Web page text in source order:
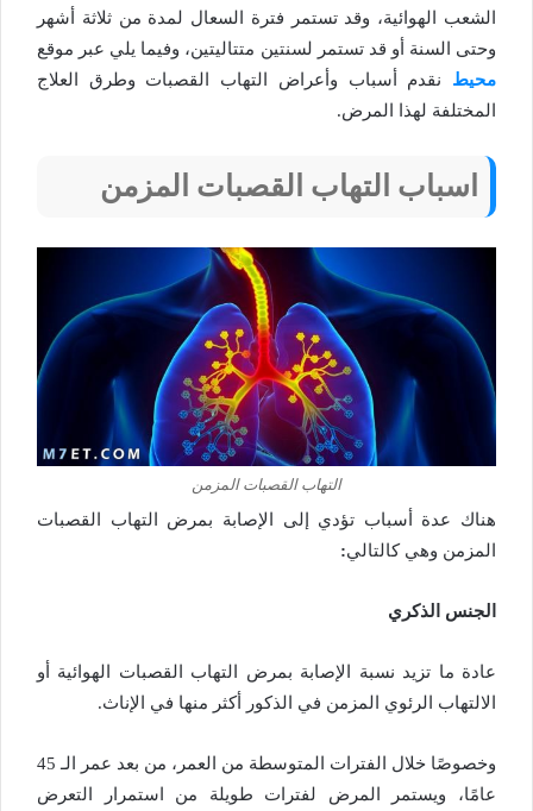
الشعب الهوائية، وقد تستمر فترة السعال لمدة من ثلاثة أشهر
وحتى السنة أو قد تستمر لسنتين متتاليتين، وفيما يلي عبر موقع
محيط
نقدم أسباب وأعراض التهاب القصبات وطرق العلاج
المختلفة لهذا المرض.
اسباب التهاب القصبات المزمن
التهاب القصبات المزمن
هناك عدة أسباب تؤدي إلى الإصابة بمرض التهاب القصبات
المزمن وهي كالتالي:
الجنس الذكري
عادة ما تزيد نسبة الإصابة بمرض التهاب القصبات الهوائية أو
الالتهاب الرئوي المزمن في الذكور أكثر منها في الإناث.
وخصوصًا خلال الفترات المتوسطة من العمر، من بعد عمر الـ 45
عامًا، ويستمر المرض لفترات طويلة من استمرار التعرض